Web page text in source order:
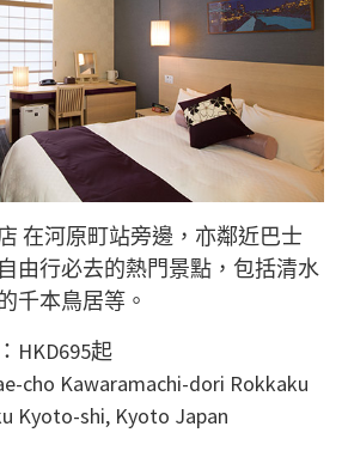
在河原町站旁邊，亦鄰近巴士
由行必去的熱門景點，包括清水
千本鳥居等。
HKD695起
cho Kawaramachi-dori Rokkaku
Kyoto-shi, Kyoto Japan